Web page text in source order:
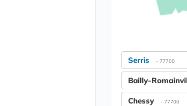
Serris - 77700
Bailly-
Chessy - 77700